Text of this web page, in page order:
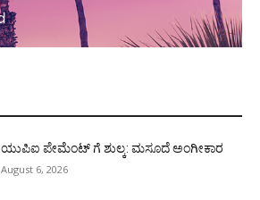
ಯುಪಿಐ ಪೇಮೆಂಟ್ ಗೆ ಶುಲ್ಕ: ಮಸೂದೆ ಅಂಗೀಕಾರ
August 6, 2026